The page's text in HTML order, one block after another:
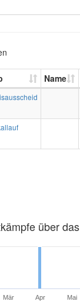
Name
über
Mär Apr Mai